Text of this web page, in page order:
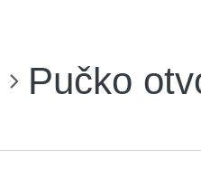
Pučko